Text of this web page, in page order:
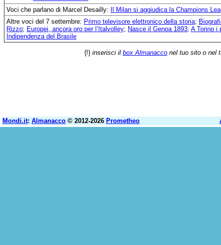
Voci che parlano di Marcel Desailly:
Il Milan si aggiudica la Champions
Altre voci del 7 settembre: Primo televisore elettronico della storia;
Rizzo; Europei, ancora oro per l’Italvolley; Nasce il Genoa 1893; A Torino i
Indipendenza del Brasile
{!} inserisci il box Almanacco nel tuo sito o nel
Mondi.it: Almanacco © 2012-2026 Prometheo